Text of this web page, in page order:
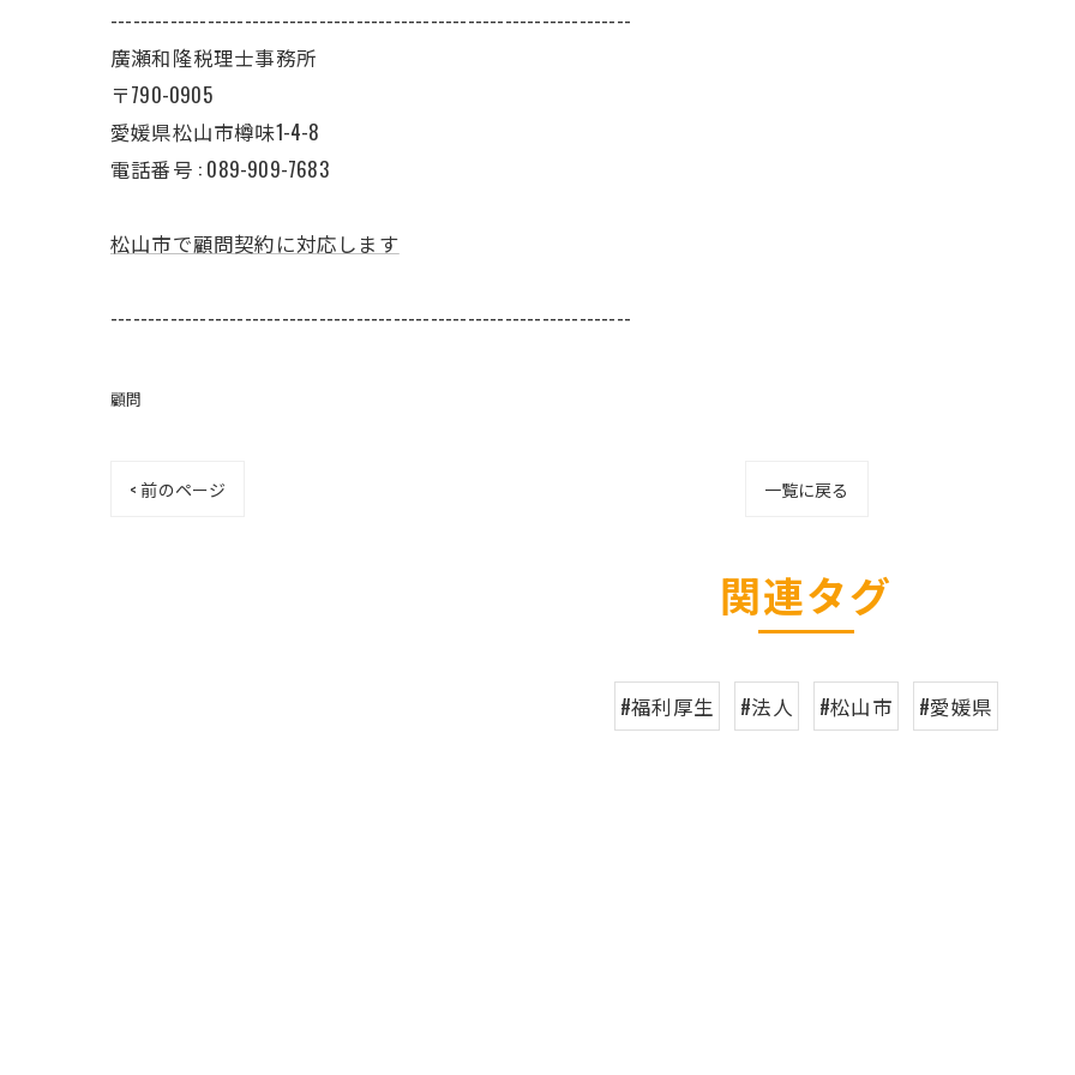
----------------------------------------------------------------------
廣瀬和隆税理士事務所
〒790-0905
愛媛県松山市樽味1-4-8
電話番号 : 089-909-7683
松山市で顧問契約に対応します
----------------------------------------------------------------------
顧問
< 前のページ 一覧に戻る
関連タグ
#福利厚生 #法人 #松山市 #愛媛県